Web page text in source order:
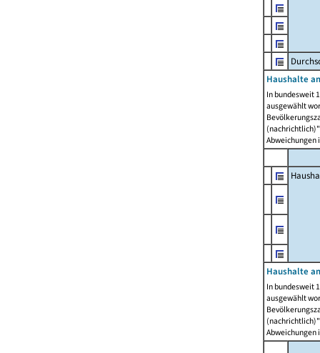
Haushalte
In bundesweit
ausgewählt
Abweichungen
Haushalte
In bundesweit
ausgewählt
Abweichungen